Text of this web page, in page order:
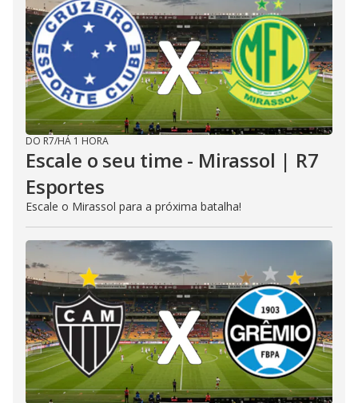
DO R7/HÁ 1 HORA
Escale o seu time - Mirassol | R7
Esportes
Escale o Mirassol para a próxima batalha!